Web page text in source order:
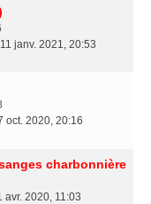
11 janv. 2021, 20:53
oct. 2020, 20:16
charbonnière
avr. 2020, 11:03